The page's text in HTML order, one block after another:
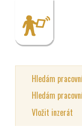
Hledám
Hledám
Vložit inzerát